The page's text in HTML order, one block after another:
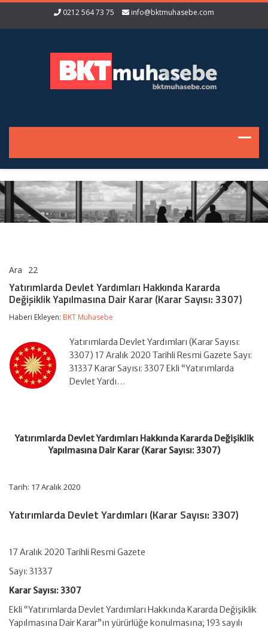
0212 564 73 75 info@bktmuhasebe.com
Ara 22
Yardımları
Hakkında
Değişiklik
Karar
(Karar
Sayısı:
3307)
Yatırımlarda Devlet Yardımları Hakkında Kararda
Değişiklik Yapılmasına Dair Karar (Karar Sayısı: 3307)
Haberi Ekleyen: BKT Muhasebe
Yatırımlarda Devlet Yardımları (Karar Sayısı:
3307) 17 Aralık 2020 Tarihli Resmi Gazete Sayı:
31337 Karar Sayısı: 3307 Ekli “Yatırımlarda
Devlet Yardı…
Yatırımlarda Devlet Yardımları Hakkında Kararda Değişiklik
Yapılmasına Dair Karar (Karar Sayısı: 3307)
Tarih: 17 Aralık 2020
Yatırımlarda Devlet Yardımları (Karar Sayısı: 3307)
17 Aralık 2020 Tarihli Resmi Gazete
Sayı: 31337
Karar Sayısı: 3307
Ekli “Yatırımlarda Devlet Yardımları Hakkında Kararda Değişiklik
Yapılmasına Dair Karar”ın yürürlüğe konulmasına; 193 sayılı